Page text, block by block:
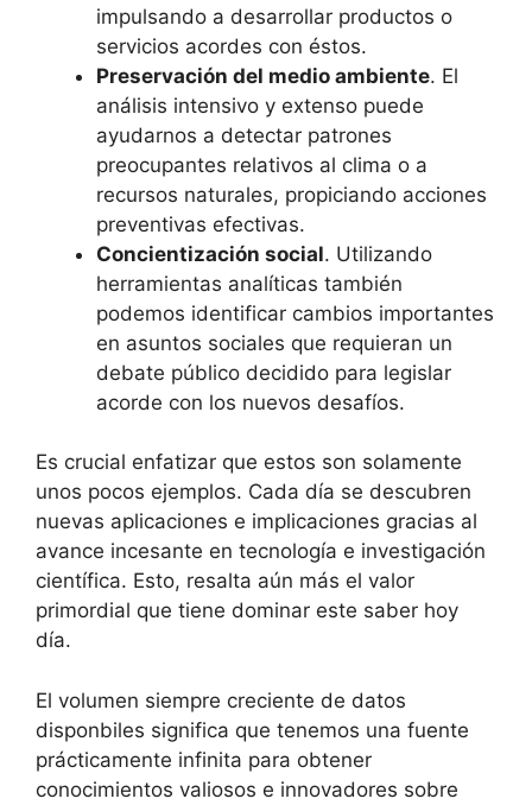
impulsando a desarrollar productos o
servicios acordes con éstos.
Preservación del medio ambiente. El
análisis intensivo y extenso puede
ayudarnos a detectar patrones
preocupantes relativos al clima o a
recursos naturales, propiciando acciones
preventivas efectivas.
Concientización social. Utilizando
herramientas analíticas también
podemos identificar cambios importantes
en asuntos sociales que requieran un
debate público decidido para legislar
acorde con los nuevos desafíos.
Es crucial enfatizar que estos son solamente
unos pocos ejemplos. Cada día se descubren
nuevas aplicaciones e implicaciones gracias al
avance incesante en tecnología e investigación
científica. Esto, resalta aún más el valor
primordial que tiene dominar este saber hoy
día.
El volumen siempre creciente de datos
disponbiles significa que tenemos una fuente
prácticamente infinita para obtener
conocimientos valiosos e innovadores sobre